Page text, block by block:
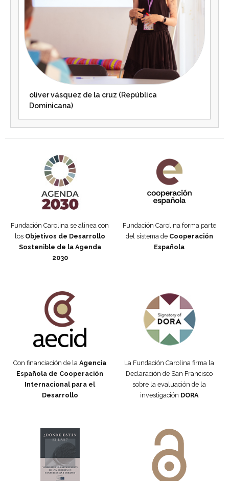
oliver vásquez de la cruz (República
Dominicana)
Fundación Carolina se alinea con
los Objetivos de Desarrollo
Sostenible de la Agenda
2030
Fundación Carolina forma parte
del sistema de Cooperación
Española
Con financiación de la Agencia
Española de Cooperación
Internacional para el
Desarrollo
La Fundación Carolina firma la
Declaración de San Francisco
sobre la evaluación de la
investigación DORA